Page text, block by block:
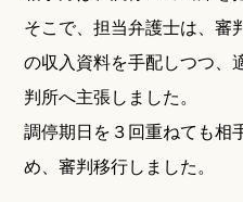
そこで、担当弁護士は、審
の収入資料を手配しつつ、
判所へ主張しました。
調停期日を３回重ねても相
め、審判移行しました。